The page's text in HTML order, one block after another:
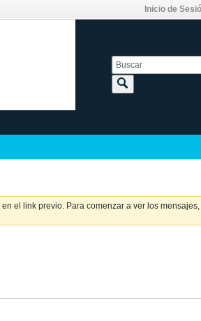
Inicio de
el link previo. Para comenzar a ver los mensajes,